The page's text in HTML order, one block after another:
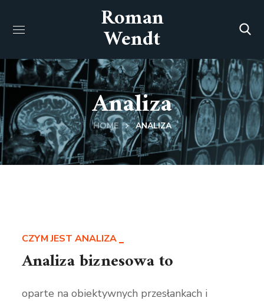
Roman
Wendt
Analiza
HOME ANALIZA
CZYM JEST ANALIZA
Analiza biznesowa to
oparte na obiektywnych przesłankach i